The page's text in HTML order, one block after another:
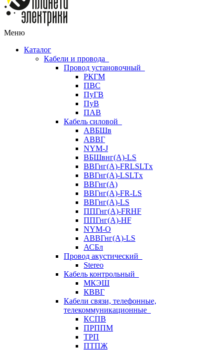
Меню
Каталог
Кабели и провода
Провод установочный
РКГМ
ПВС
ПуГВ
ПуВ
ПАВ
Кабель силовой
АВБШв
АВВГ
NYM-J
ВБШвнг(А)-LS
ВВГнг(A)-FRLSLTx
ВВГнг(A)-LSLTx
ВВГнг(А)
ВВГнг(А)-FR-LS
ВВГнг(А)-LS
ППГнг(А)-FRHF
ППГнг(А)-HF
NYM-O
АВВГнг(А)-LS
АСБл
Провод акустический
Stereo
Кабель контрольный
МКЭШ
КВВГ
Кабели связи, телефонные,
телекоммуникационные
КСПВ
ПРППМ
ТРП
ПТПЖ